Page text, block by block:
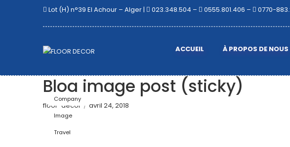
Lot (H) n°39 El Achour – Alger | 023.348.504 – 0555.801.406 – 0770-
ACCUEIL À PROPOS DE NOUS
Blog image post (sticky)
floor-decor / avril 24, 2018
Company
Image
Travel